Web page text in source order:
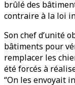
brûlé des
contraire à la loi
Son chef d’unité
bâtiments pour
remplacer les
été forcés à
“On les envoyait